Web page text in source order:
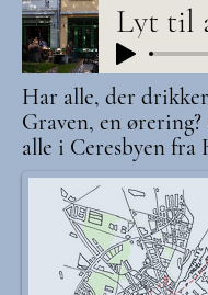
Lyt til
Har alle, der
Graven, en
alle i Ceresbyen fra